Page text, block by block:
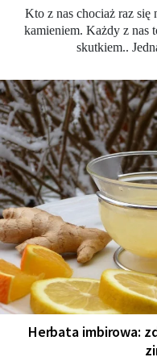
Kto z nas chociaż raz się
kamieniem. Każdy z nas
skutkiem..
Herbata imbirowa: